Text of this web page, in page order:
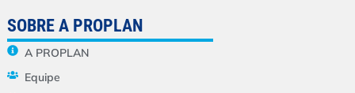
SOBRE A PROPLAN
A PROPLAN
Equipe